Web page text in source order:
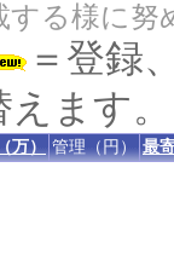
る様に努
＝登録
ます。
万） 管理（円） 最